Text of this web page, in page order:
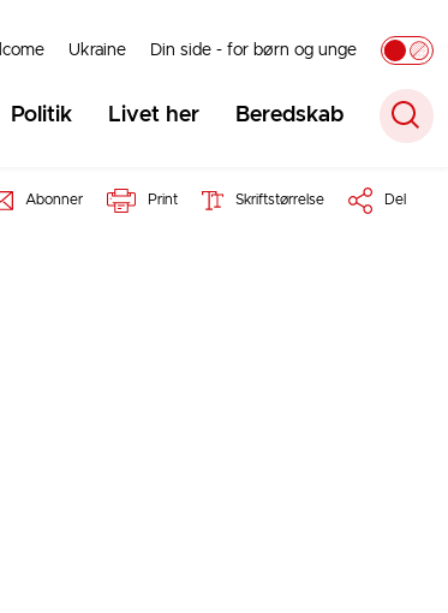
Ukraine Din side - for børn og unge
Politik Livet her Beredskab
Abonner Print Skriftstørrelse Del